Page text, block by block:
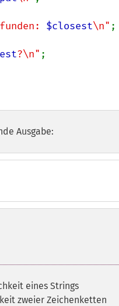
$closest\n" ;
?\n" ;
Ausgabe:
eines Strings
zweier Zeichenketten